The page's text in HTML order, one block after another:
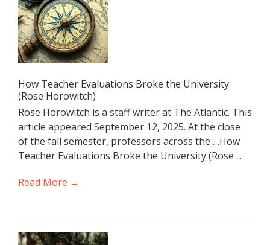
How Teacher Evaluations Broke the University
(Rose Horowitch)
Rose Horowitch is a staff writer at The Atlantic. This
article appeared September 12, 2025. At the close
of the fall semester, professors across the …How
Teacher Evaluations Broke the University (Rose ...
Read More →